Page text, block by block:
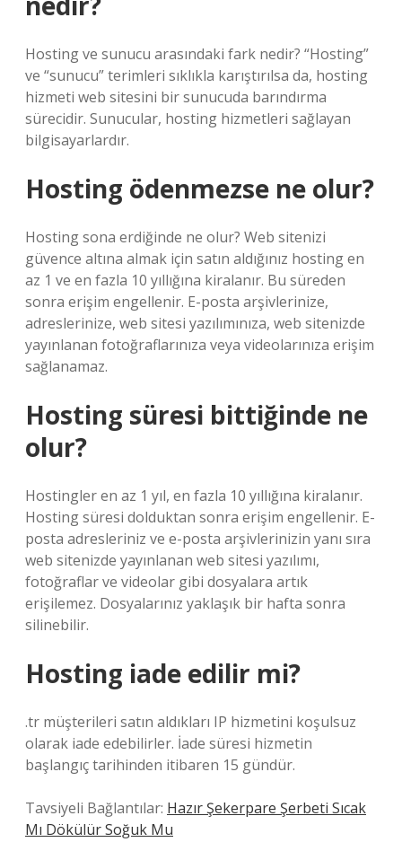
Hosting ve sunucu arasındaki fark nedir? “Hosting”
ve “sunucu” terimleri sıklıkla karıştırılsa da, hosting
hizmeti web sitesini bir sunucuda barındırma
sürecidir. Sunucular, hosting hizmetleri sağlayan
bilgisayarlardır.
Hosting ödenmezse ne olur?
Hosting sona erdiğinde ne olur? Web sitenizi
güvence altına almak için satın aldığınız hosting en
az 1 ve en fazla 10 yıllığına kiralanır. Bu süreden
sonra erişim engellenir. E-posta arşivlerinize,
adreslerinize, web sitesi yazılımınıza, web sitenizde
yayınlanan fotoğraflarınıza veya videolarınıza erişim
sağlanamaz.
Hosting süresi bittiğinde ne
olur?
Hostingler en az 1 yıl, en fazla 10 yıllığına kiralanır.
Hosting süresi dolduktan sonra erişim engellenir. E-
posta adresleriniz ve e-posta arşivlerinizin yanı sıra
web sitenizde yayınlanan web sitesi yazılımı,
fotoğraflar ve videolar gibi dosyalara artık
erişilemez. Dosyalarınız yaklaşık bir hafta sonra
silinebilir.
Hosting iade edilir mi?
.tr müşterileri satın aldıkları IP hizmetini koşulsuz
olarak iade edebilirler. İade süresi hizmetin
başlangıç ​​tarihinden itibaren 15 gündür.
Tavsiyeli Bağlantılar: Hazır Şekerpare Şerbeti Sıcak
Mı Dökülür Soğuk Mu